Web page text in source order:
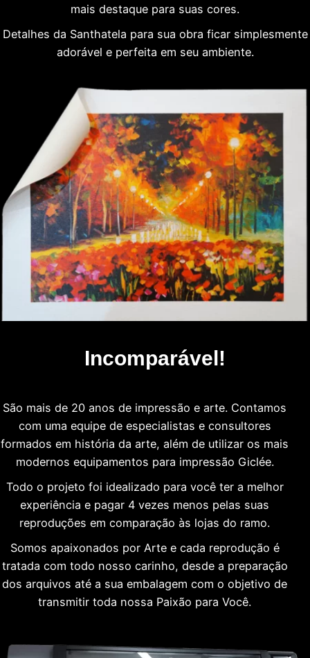
mais destaque para suas cores.
Detalhes da Santhatela para sua obra ficar simplesmente
adorável e perfeita em seu ambiente.
Incomparável!
São mais de 20 anos de impressão e arte. Contamos
com uma equipe de especialistas e consultores
formados em história da arte, além de utilizar os mais
modernos equipamentos para impressão Giclée.
Todo o projeto foi idealizado para você ter a melhor
experiência e pagar 4 vezes menos pelas suas
reproduções em comparação às lojas do ramo.
Somos apaixonados por Arte e cada reprodução é
tratada com todo nosso carinho, desde a preparação
dos arquivos até a sua embalagem com o objetivo de
transmitir toda nossa Paixão para Você.